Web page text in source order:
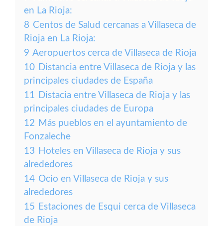
en La Rioja:
8 Centos de Salud cercanas a Villaseca de
Rioja en La Rioja:
9 Aeropuertos cerca de Villaseca de Rioja
10 Distancia entre Villaseca de Rioja y las
principales ciudades de España
11 Distacia entre Villaseca de Rioja y las
principales ciudades de Europa
12 Más pueblos en el ayuntamiento de
Fonzaleche
13 Hoteles en Villaseca de Rioja y sus
alrededores
14 Ocio en Villaseca de Rioja y sus
alrededores
15 Estaciones de Esqui cerca de Villaseca
de Rioja